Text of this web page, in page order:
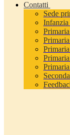
Contatti
Sede